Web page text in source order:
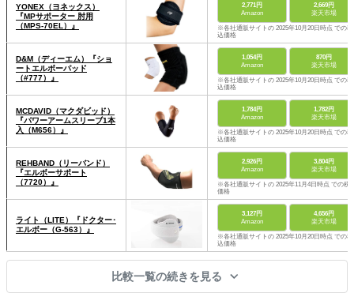
YONEX（ヨネックス）
『MPサポーター 肘用
（MPS-70EL）』
2,771円
Amazon
2,669円
楽天市場
※各社通販サイトの 2025年10月20日時点 での税
込価格
D&M（ディーエム）『ショ
ートエルボーパッド
（#777）』
1,054円
Amazon
870円
楽天市場
※各社通販サイトの 2025年10月20日時点 での税
込価格
MCDAVID（マクダビッド）
『パワーアームスリーブ1本
入（M656）』
1,784円
Amazon
1,782円
楽天市場
※各社通販サイトの 2025年10月20日時点 での税
込価格
REHBAND（リーバンド）
『エルボーサポート
（7720）』
2,926円
Amazon
3,804円
楽天市場
※各社通販サイトの 2025年11月4日時点 での税
価格
ライト（LITE）『ドクター･
エルボー（G-563）』
3,127円
Amazon
4,656円
楽天市場
※各社通販サイトの 2025年10月20日時点 での税
込価格
比較一覧の続きを見る